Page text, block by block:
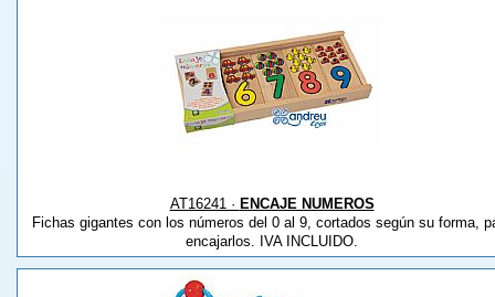
AT16241 · ENCAJE NUMEROS
Fichas gigantes con los números del 0 al 9, cortados según su forma,
encajarlos. IVA INCLUIDO.